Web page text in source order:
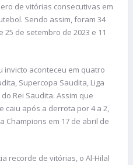
de vitórias consecutivas em
Sendo assim, foram 34
de setembro de 2023 e 11
invicto aconteceu em quatro
Supercopa Saudita, Liga
Rei Saudita. Assim que
caiu após a derrota por 4 a 2,
Champions em 17 de abril de
recorde de vitórias, o Al-Hilal